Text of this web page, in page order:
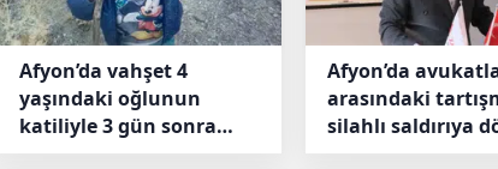
Afyonkarahisar’ın Çay ilçesinde hayvancılığı geliştirmek için
çekilişle 11 üretici belirlendi.
Afyon’da vahşet 4
yaşındaki oğlunun
katiliyle 3 gün sonra
evlendi
Afyon’da
arasındaki
silahlı saldırıya